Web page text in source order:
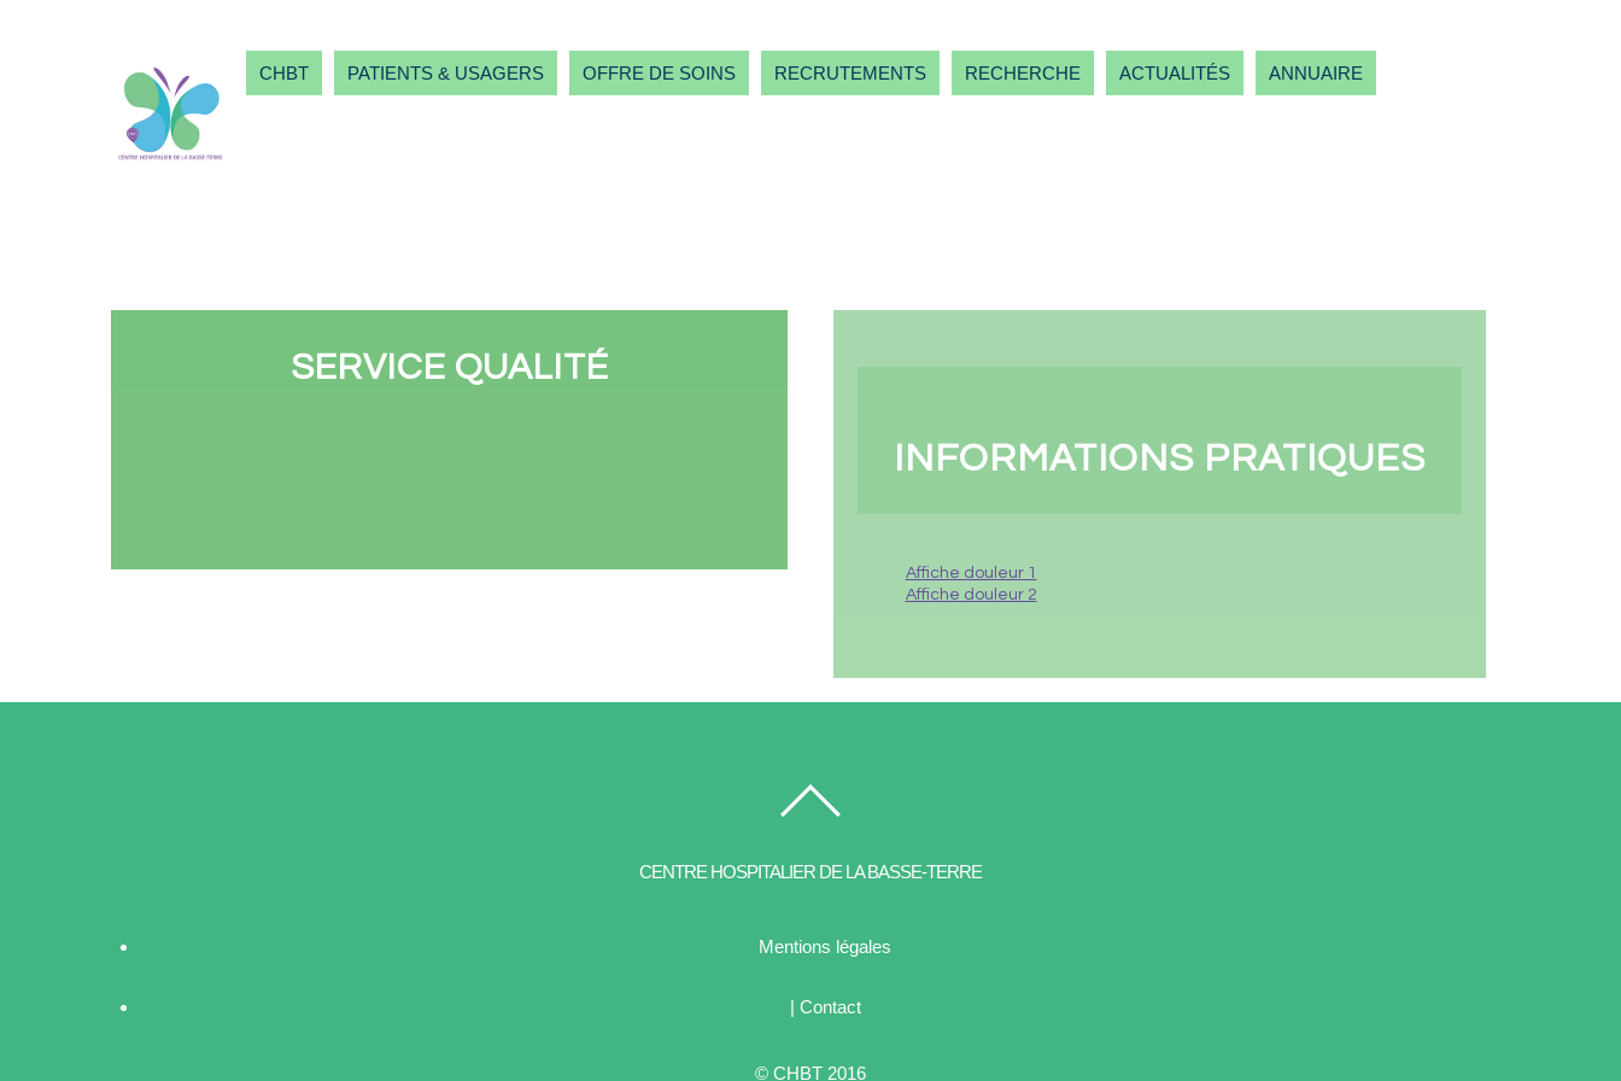
CHBT PATIENTS & USAGERS OFFRE DE SOINS RECRUTEMENTS RECHERCHE ACTUALITÉS ANNUAIRE
SERVICE QUALITÉ
INFORMATIONS PRATIQUES
Affiche douleur 1
Affiche douleur 2
CENTRE HOSPITALIER DE LA BASSE-TERRE
Mentions légales
| Contact
© CHBT 2016